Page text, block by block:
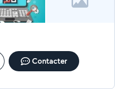
de PC - Configuration de
Linux, etc.) -
Canva Langages : Python,
Pourquoi me
client : je m'efforce de
Contacter